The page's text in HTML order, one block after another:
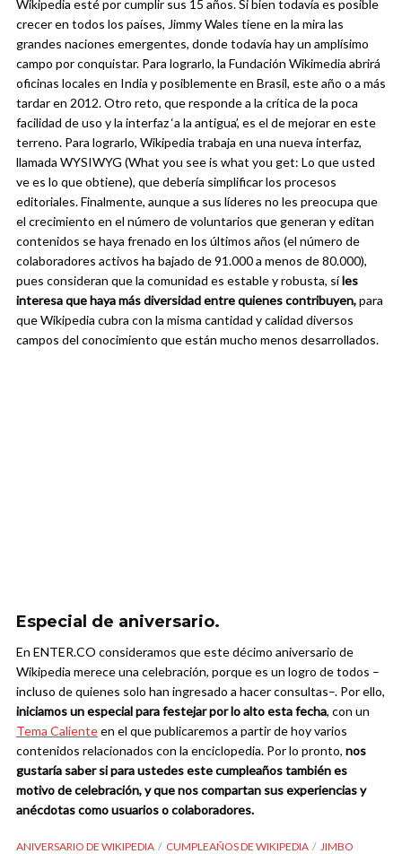
Wikipedia esté por cumplir sus 15 años. Si bien todavía es posible
crecer en todos los países, Jimmy Wales tiene en la mira las
grandes naciones emergentes, donde todavía hay un amplísimo
campo por conquistar. Para lograrlo, la Fundación Wikimedia abrirá
oficinas locales en India y posiblemente en Brasil, este año o a más
tardar en 2012. Otro reto, que responde a la crítica de la poca
facilidad de uso y la interfaz ‘a la antigua’, es el de mejorar en este
terreno. Para lograrlo, Wikipedia trabaja en una nueva interfaz,
llamada WYSIWYG (What you see is what you get: Lo que usted
ve es lo que obtiene), que debería simplificar los procesos
editoriales. Finalmente, aunque a sus líderes no les preocupa que
el crecimiento en el número de voluntarios que generan y editan
contenidos se haya frenado en los últimos años (el número de
colaboradores activos ha bajado de 91.000 a menos de 80.000),
pues consideran que la comunidad es estable y robusta, síles
interesa que haya más diversidad entre quienes contribuyen,para
que Wikipedia cubra con la misma cantidad y calidad diversos
campos del conocimiento que están mucho menos desarrollados.
Especial de aniversario.
En ENTER.CO consideramos que este décimo aniversario de
Wikipedia merece una celebración, porque es un logro de todos –
incluso de quienes solo han ingresado a hacer consultas–. Por ello,
iniciamos un especial para festejar por lo alto esta fecha, con un
Tema Calienteen el que publicaremos a partir de hoy varios
contenidos relacionados con la enciclopedia. Por lo pronto, nos
gustaría saber si para ustedes este cumpleaños también es
motivo de celebración, y que nos compartan sus experiencias y
anécdotas como usuarios o colaboradores.
ANIVERSARIO DE WIKIPEDIA CUMPLEAÑOS DE WIKIPEDIA
JIMBO